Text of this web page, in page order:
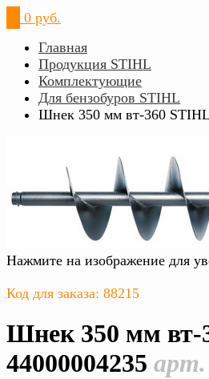
0 руб.
Главная
Продукция STIHL
Комплектующие
Для бензобуров STIHL
Шнек 350 мм вт-360
Нажмите на изображение для
Код для заказа: 88215
Шнек 350 мм вт-
44000004235 арт.